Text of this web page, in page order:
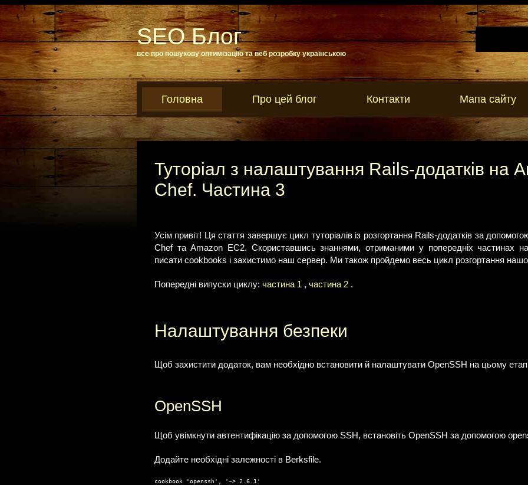
SEO Блог
все про пошукову оптимізацію та веб розробку українською
Головна Про цей блог Контакти Мапа сайту
Туторіал з налаштування Rails-додатків на
Chef. Частина 3
Усім привіт! Ця стаття завершує цикл туторіалів із розгортання Rails-додатків за
Chef та Amazon EC2. Скориставшись знаннями, отриманими у попередніх частинах
писати cookbooks і захистимо наш сервер. Ми також пройдемо весь цикл розгортання
Попередні випуски циклу: частина 1 , частина 2 .
Налаштування безпеки
Щоб захистити додаток, вам необхідно встановити й налаштувати OpenSSH на цьому
OpenSSH
Щоб увімкнути автентифікацію за допомогою SSH, встановіть OpenSSH за допомогою
Додайте необхідні залежності в Berksfile.
cookbook 'openssh', '~> 2.6.1'